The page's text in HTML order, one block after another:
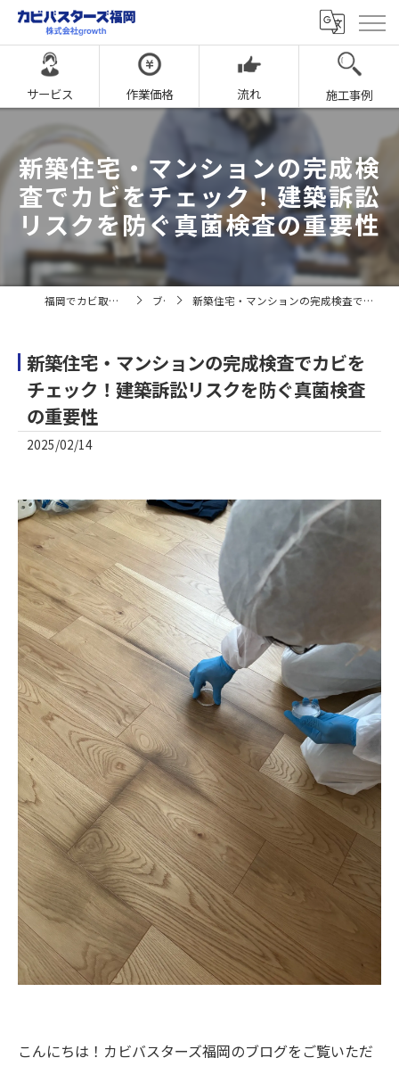
サービス 作業価格 流れ 施工事例
新築住宅・マンションの完成検
査でカビをチェック！建築訴訟
リスクを防ぐ真菌検査の重要性
福岡でカビ取りならカビバスターズ福岡 ブログ 新築住宅・マンションの完成検査でカビをチェック！建築訴訟リスクを防ぐ真菌検査の重要性
新築住宅・マンションの完成検査でカビを
チェック！建築訴訟リスクを防ぐ真菌検査
の重要性
2025/02/14
こんにちは！カビバスターズ福岡のブログをご覧いただ